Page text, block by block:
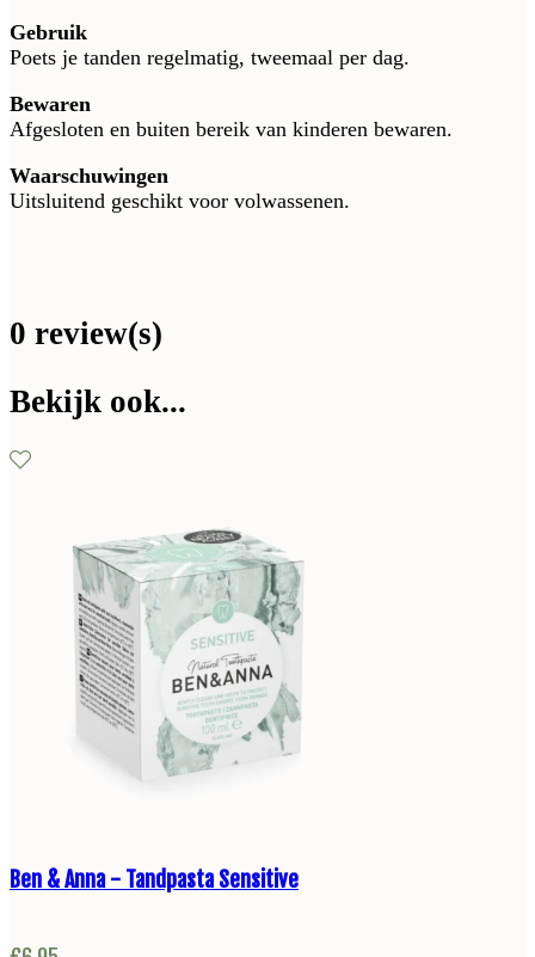
Gebruik
Poets je tanden regelmatig, tweemaal per dag.
Bewaren
Afgesloten en buiten bereik van kinderen bewaren.
Waarschuwingen
Uitsluitend geschikt voor volwassenen.
0 review(s)
Bekijk ook...
Ben & Anna - Tandpasta Sensitive